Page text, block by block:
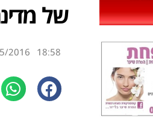
של
18:58
2016